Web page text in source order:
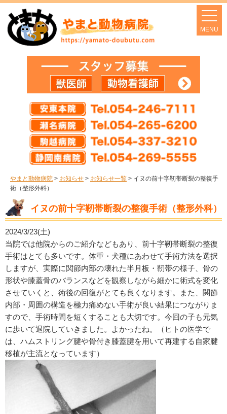
やまと動物病院 > お知らせ > お知らせ一覧 > イヌの前十字靭帯断裂の整復手
術（整形外科）
イヌの前十字靭帯断裂の整復手術（整形外科）
2024/3/23(土)
当院では他院からのご紹介などもあり、前十字靭帯断裂の整復
手術はとても多いです。体重・犬種にあわせて手術方法を選択
しますが、実際に関節内部の壊れた半月板・靭帯の様子、骨の
形状や膝蓋骨のバランスなどを観察しながら細かに術式を変化
させていくと、術後の回復がとても良くなります。また、関節
内部・周囲の構造を極力痛めない手術が良い結果につながりま
すので、手術時間を短くすることも大切です。今回の子も元気
に歩いて退院していきました。よかったね。（ヒトの医学で
は、ハムストリング腱や骨付き膝蓋腱を用いて再建する自家腱
移植が主流となっています）